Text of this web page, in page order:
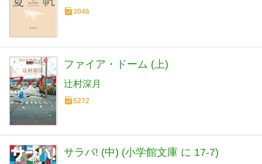
3046
ファイア・ドーム (上)
辻村深月
5272
サラバ! (中) (小学館文庫 に 17-7)